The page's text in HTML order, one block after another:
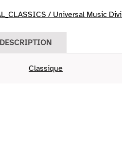
/ Universal Music
DESCRIPTION
Classique